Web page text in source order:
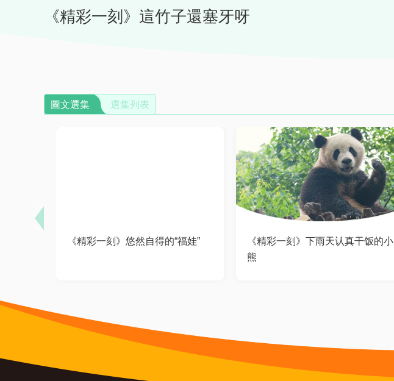
《精彩一刻》這竹子還塞牙呀
圖文選集 選集列表
《精彩一刻》悠然自得的“福娃”
《精彩一刻》下雨天认真干饭的小
熊